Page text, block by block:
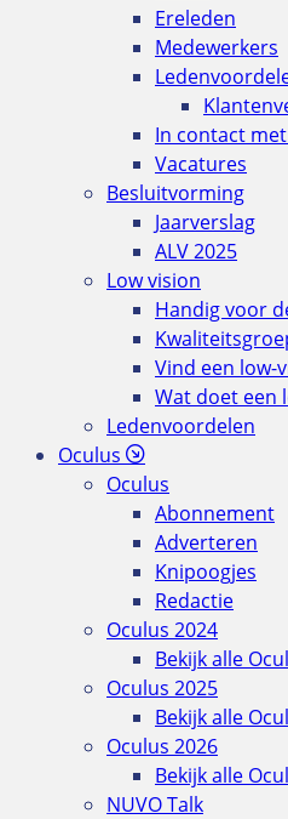
Ereleden
Medewerkers
In contact
Vacatures
Besluitvorming
Jaarverslag
ALV 2025
Low vision
Handig voor
Vind een low-
Wat doet een
Ledenvoordelen
Oculus
Oculus
Abonnement
Adverteren
Knipoogjes
Redactie
Oculus 2024
Bekijk alle
Oculus 2025
Bekijk alle
Oculus 2026
Bekijk alle
NUVO Talk